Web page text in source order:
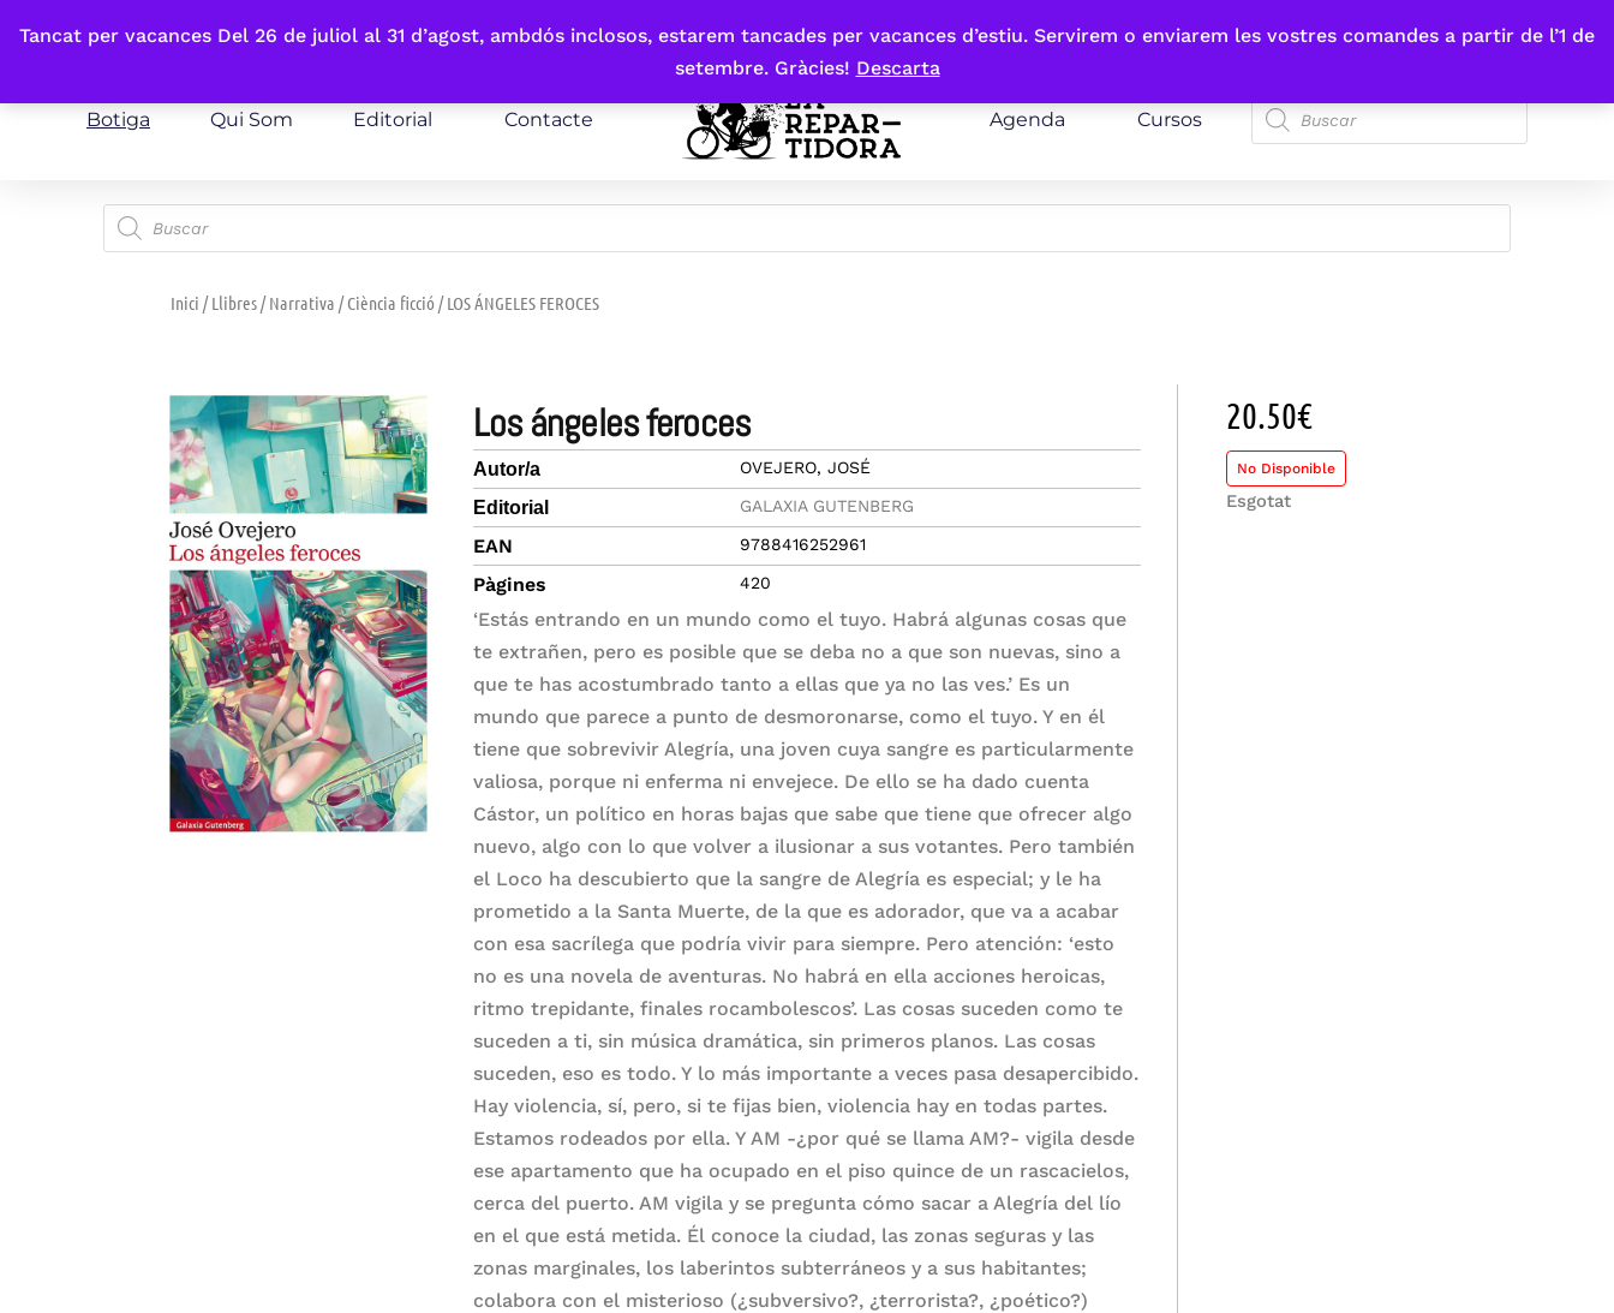
Tancat per vacances Del 26 de juliol al 31 d’agost, ambdós inclosos, estarem tancades per vacances d’estiu. Servirem o enviarem les vostres comandes a partir de l’1 de
setembre. Gràcies! Descarta
Fes-te'n sòcia
Botiga Qui Som Editorial Contacte Agenda Cursos
Inici /Llibres/Narrativa /Ciència ficció / LOS ÁNGELES FEROCES
los ángeles feroces
Autor/a OVEJERO, JOSÉ
Editorial GALAXIA GUTENBERG
EAN 9788416252961
Pàgines 420
‘Estás entrando en un mundo como el tuyo. Habrá algunas cosas que
te extrañen, pero es posible que se deba no a que son nuevas, sino a
que te has acostumbrado tanto a ellas que ya no las ves.’ Es un
mundo que parece a punto de desmoronarse, como el tuyo. Y en él
tiene que sobrevivir Alegría, una joven cuya sangre es particularmente
valiosa, porque ni enferma ni envejece. De ello se ha dado cuenta
Cástor, un político en horas bajas que sabe que tiene que ofrecer algo
nuevo, algo con lo que volver a ilusionar a sus votantes. Pero también
el Loco ha descubierto que la sangre de Alegría es especial; y le ha
prometido a la Santa Muerte, de la que es adorador, que va a acabar
con esa sacrílega que podría vivir para siempre. Pero atención: ‘esto
no es una novela de aventuras. No habrá en ella acciones heroicas,
ritmo trepidante, finales rocambolescos’. Las cosas suceden como te
suceden a ti, sin música dramática, sin primeros planos. Las cosas
suceden, eso es todo. Y lo más importante a veces pasa desapercibido.
Hay violencia, sí, pero, si te fijas bien, violencia hay en todas partes.
Estamos rodeados por ella. Y AM -¿por qué se llama AM?- vigila desde
ese apartamento que ha ocupado en el piso quince de un rascacielos,
cerca del puerto. AM vigila y se pregunta cómo sacar a Alegría del lío
en el que está metida. Él conoce la ciudad, las zonas seguras y las
zonas marginales, los laberintos subterráneos y a sus habitantes;
colabora con el misterioso (¿subversivo?, ¿terrorista?, ¿poético?)
20.50€
No Disponible
Esgotat